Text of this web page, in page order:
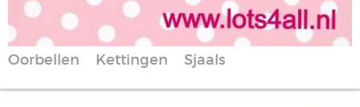
Oorbellen Kettingen Sjaals